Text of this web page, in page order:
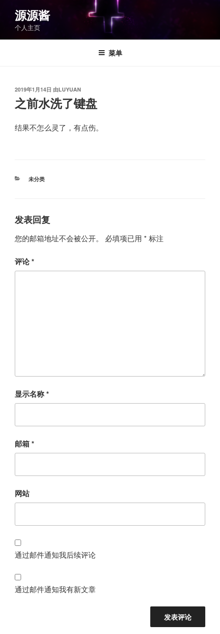
容
源源酱
个人主页
菜单
发
布
于
2019年1月14日 由LUYUAN
之前水洗了键盘
结果不怎么灵了，有点伤。
分
未分类
发表回复
您的邮箱地址不会被公开。 必填项已用 * 标注
评论*
显示名称*
邮箱*
网站
通过邮件通知我后续评论
通过邮件通知我有新文章